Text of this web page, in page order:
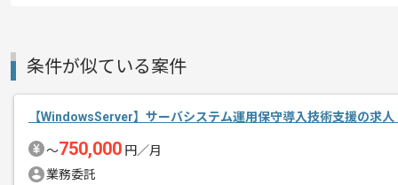
その他募集要項
作業開始日
2021/10/01
条件が似ている案件
【WindowsServer】サーバシステム運用保守導入技術支援の求人
〜750,000 円／月
業務委託